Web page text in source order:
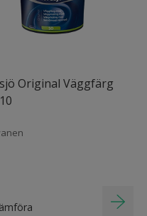
Original Väggfärg